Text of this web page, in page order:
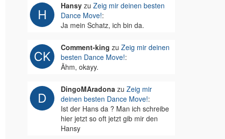
Hansyzu Zeig mir deinen besten
Dance Move!:
Ja mein Schatz, ich bin da.
Comment-king zu Zeig mir deinen
besten Dance Move!:
Ähm, okayy.
DingoMAradonazu Zeig mir
deinen besten Dance Move!:
Ist der Hans da ? Man ich schreibe
hier jetzt so oft jetzt gib mir den
Hansy